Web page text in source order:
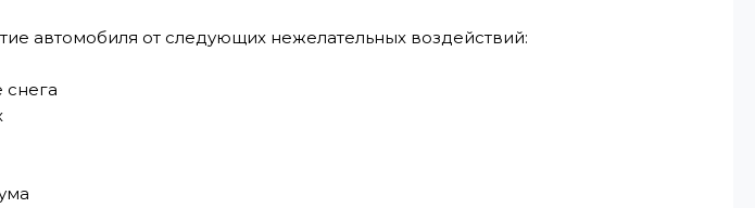
автомобиля от следующих нежелательных воздействий:
снега